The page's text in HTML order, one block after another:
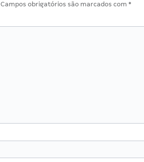
Campos obrigatórios são marcados com *